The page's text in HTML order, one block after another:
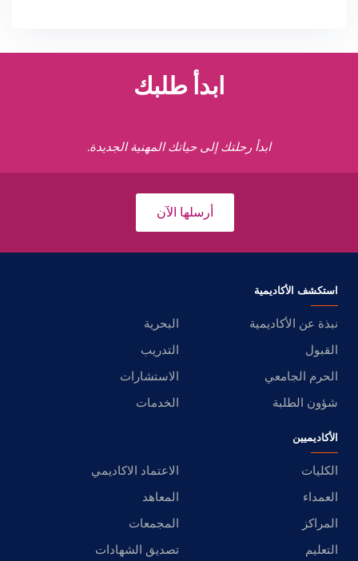
ابدأ طلبك
ابدأ رحلتك إلى حياتك المهنية الجديدة.
أرسلها الآن
استكشف الأكاديمية
نبذة عن الأكاديمية
البحرية
القبول
التدريب
الحرم الجامعي
الاستشارات
شؤون الطلبة
الخدمات
الأكاديميين
الكليات
الاعتماد الاكاديمي
العمداء
المعاهد
المراكز
المجمعات
التعليم
تصديق الشهادات